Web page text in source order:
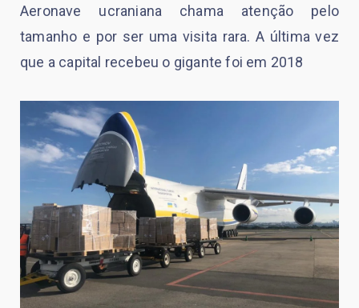
Aeronave ucraniana chama atenção pelo
tamanho e por ser uma visita rara. A última vez
que a capital recebeu o gigante foi em 2018